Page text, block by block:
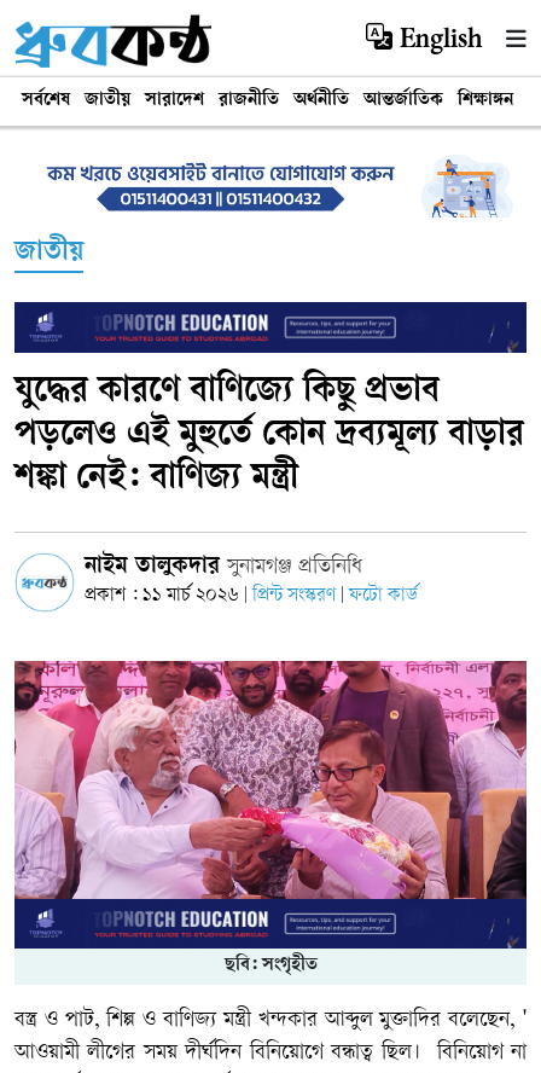
English
সর্বশেষ জাতীয় সারাদেশ রাজনীতি অর্থনীতি আন্তর্জাতিক শিক্ষাঙ্গন
জাতীয়
যুদ্ধের কারণে বাণিজ্যে কিছু প্রভাব
পড়লেও এই মুহুর্তে কোন দ্রব্যমূল্য বাড়ার
শঙ্কা নেই: বাণিজ্য মন্ত্রী
নাইম তালুকদারসুনামগঞ্জ প্রতিনিধি
প্রকাশ : ১১ মার্চ ২০২৬ প্রিন্ট সংস্করণ ফটো কার্ড
ছবি: সংগৃহীত
বস্ত্র ও পাট, শিল্প ও বাণিজ্য মন্ত্রী খন্দকার আব্দুল মুক্তাদির বলেছেন, '
আওয়ামী লীগের সময় দীর্ঘদিন বিনিয়োগে বন্ধাত্ব ছিল। বিনিয়োগ না